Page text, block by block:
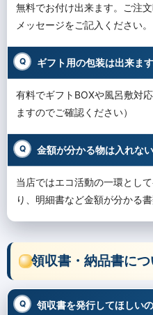
無料でお付け出来ます。ご注
メッセージをご記入ください。
ギフト用の包装は出来ま
有料でギフトBOXや風呂敷対
ますのでご確認ください）
金額が分かる物は入れない
当店ではエコ活動の一環とし
り、明細書など金額が分かる
領収書・納品書につ
領収書を発行してほしい